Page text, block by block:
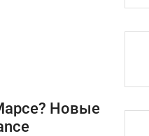
Новые